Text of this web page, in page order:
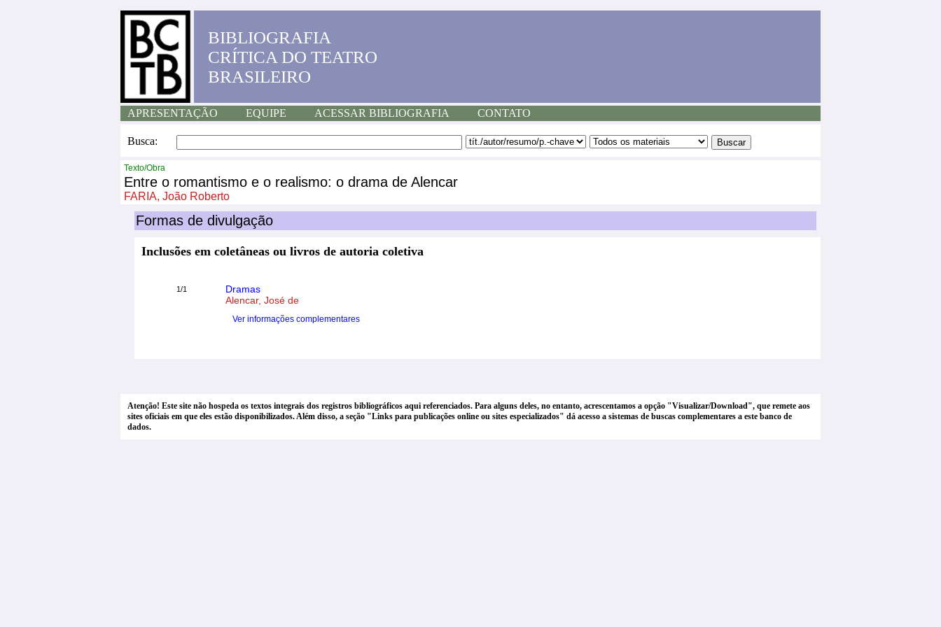
BIBLIOGRAFIA
CRÍTICA DO TEATRO
BRASILEIRO
APRESENTAÇÃO EQUIPE ACESSAR BIBLIOGRAFIA CONTATO
Busca:
Texto/Obra
Entre o romantismo e o realismo: o drama de Alencar
FARIA, João Roberto
Formas de divulgação
Inclusões em coletâneas ou livros de autoria coletiva
1/1
Dramas
Alencar, José de
Ver informações complementares
Atenção! Este site não hospeda os textos integrais dos registros bibliográficos aqui referenciados. Para alguns deles, no entanto, acrescentamos a opção "Visualizar/Download", que remete aos
sites oficiais em que eles estão disponibilizados. Além disso, a seção "Links para publicações online ou sites especializados" dá acesso a sistemas de buscas complementares a este banco de
dados.